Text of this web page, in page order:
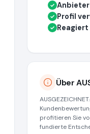
✓
✓ Profil
✓
Über
profitieren Sie
fundierte